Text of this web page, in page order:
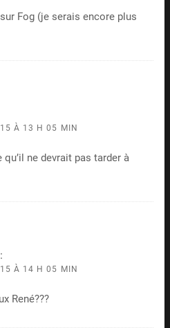
Fog (je serais encore plus
À 13 H 05 MIN
ne devrait pas tarder à
À 14 H 05 MIN
René???